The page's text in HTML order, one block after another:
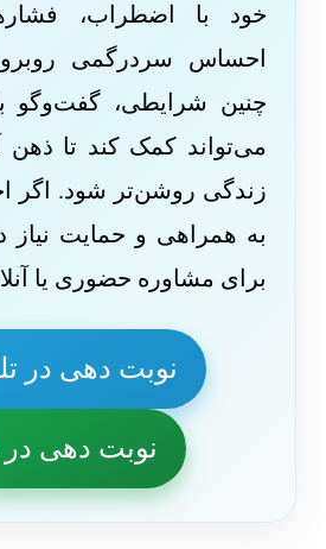
خود با اضطراب،
احساس سردرگمی
چنین شرایطی، گفت‌وگو
می‌تواند کمک کند تا ذهن
زندگی روشن‌تر شود. اگر
به همراهی و حمایت نیاز
برای مشاوره حضوری یا
نوبت دهی در
نوبت دهی در